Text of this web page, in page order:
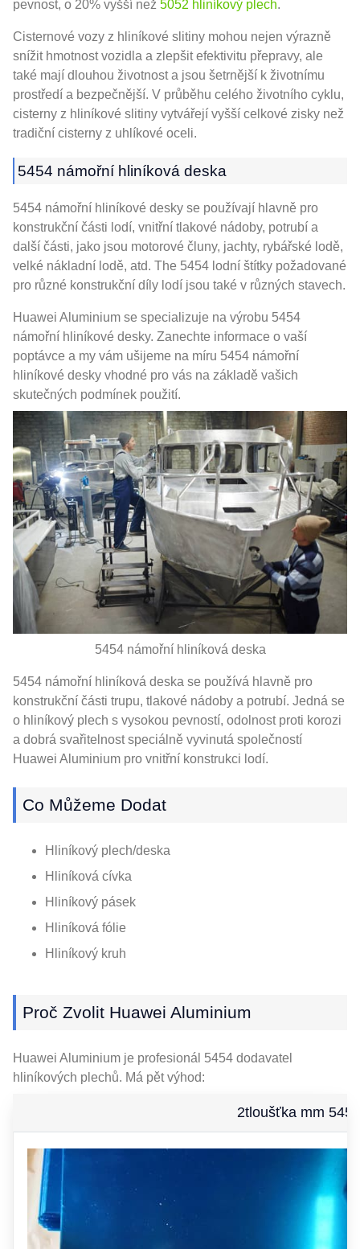
pevnost, o 20% vyšší než 5052 hliníkový plech.
Cisternové vozy z hliníkové slitiny mohou nejen výrazně
snížit hmotnost vozidla a zlepšit efektivitu přepravy, ale
také mají dlouhou životnost a jsou šetrnější k životnímu
prostředí a bezpečnější. V průběhu celého životního cyklu,
cisterny z hliníkové slitiny vytvářejí vyšší celkové zisky než
tradiční cisterny z uhlíkové oceli.
5454 námořní hliníková deska
5454 námořní hliníkové desky se používají hlavně pro
konstrukční části lodí, vnitřní tlakové nádoby, potrubí a
další části, jako jsou motorové čluny, jachty, rybářské lodě,
velké nákladní lodě, atd. The 5454 lodní štítky požadované
pro různé konstrukční díly lodí jsou také v různých stavech.
Huawei Aluminium se specializuje na výrobu 5454
námořní hliníkové desky. Zanechte informace o vaší
poptávce a my vám ušijeme na míru 5454 námořní
hliníkové desky vhodné pro vás na základě vašich
skutečných podmínek použití.
5454 námořní hliníková deska
5454 námořní hliníková deska se používá hlavně pro
konstrukční části trupu, tlakové nádoby a potrubí. Jedná se
o hliníkový plech s vysokou pevností, odolnost proti korozi
a dobrá svařitelnost speciálně vyvinutá společností
Huawei Aluminium pro vnitřní konstrukci lodí.
Co Můžeme Dodat
Hliníkový plech/deska
Hliníková cívka
Hliníkový pásek
Hliníková fólie
Hliníkový kruh
Proč Zvolit Huawei Aluminium
Huawei Aluminium je profesionál 5454 dodavatel
hliníkových plechů. Má pět výhod:
2tloušťka mm